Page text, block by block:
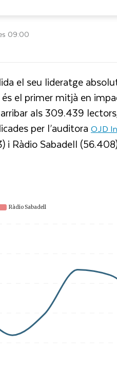
09:00
el seu lideratge
el primer mitjà en
als 309.439
per l’auditora OJD
i Ràdio Sabadell